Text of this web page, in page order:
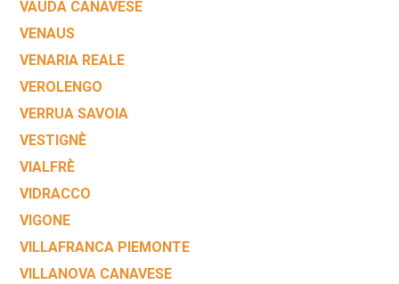
VAUDA CANAVESE
VENAUS
VENARIA REALE
VEROLENGO
VERRUA SAVOIA
VESTIGNÈ
VIALFRÈ
VIDRACCO
VIGONE
VILLAFRANCA PIEMONTE
VILLANOVA CANAVESE